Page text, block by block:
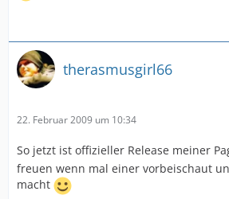
therasmusgirl66
22. Februar 2009 um 10:34
So jetzt ist offizieller Release meiner
freuen wenn mal einer vorbeischaut
macht